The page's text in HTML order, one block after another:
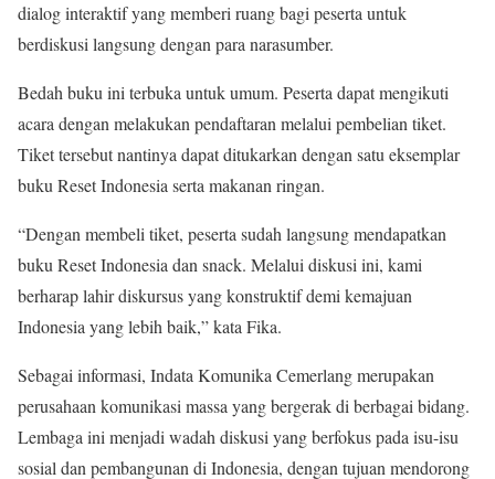
dialog interaktif yang memberi ruang bagi peserta untuk
berdiskusi langsung dengan para narasumber.
Bedah buku ini terbuka untuk umum. Peserta dapat mengikuti
acara dengan melakukan pendaftaran melalui pembelian tiket.
Tiket tersebut nantinya dapat ditukarkan dengan satu eksemplar
buku Reset Indonesia serta makanan ringan.
“Dengan membeli tiket, peserta sudah langsung mendapatkan
buku Reset Indonesia dan snack. Melalui diskusi ini, kami
berharap lahir diskursus yang konstruktif demi kemajuan
Indonesia yang lebih baik,” kata Fika.
Sebagai informasi, Indata Komunika Cemerlang merupakan
perusahaan komunikasi massa yang bergerak di berbagai bidang.
Lembaga ini menjadi wadah diskusi yang berfokus pada isu-isu
sosial dan pembangunan di Indonesia, dengan tujuan mendorong